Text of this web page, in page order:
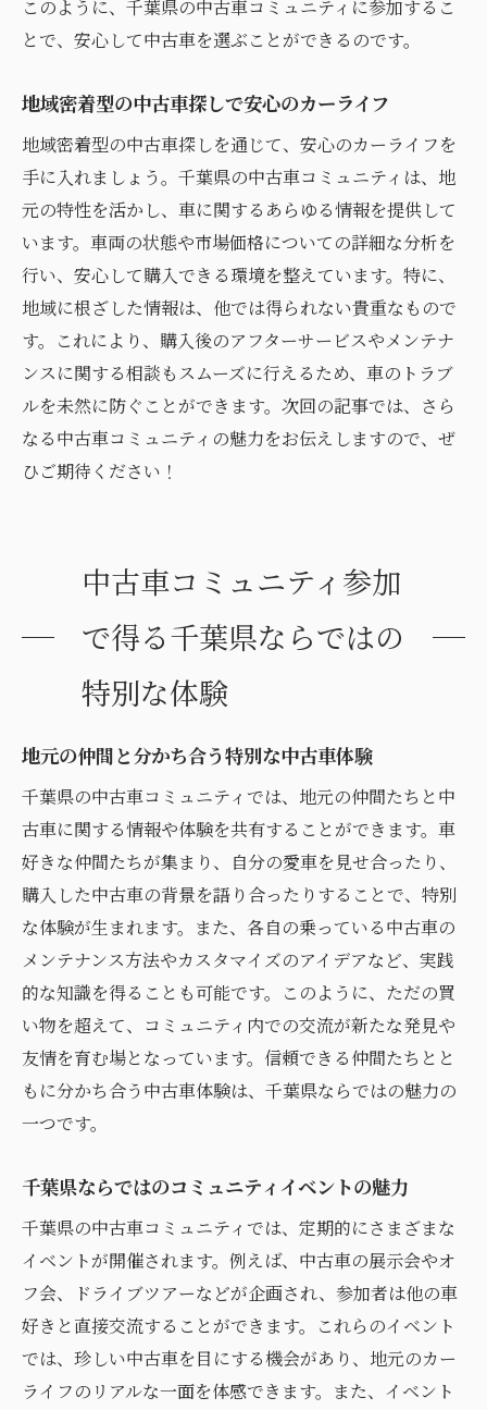
このように、千葉県の中古車コミュニティに参加するこ
とで、安心して中古車を選ぶことができるのです。
地域密着型の中古車探しで安心のカーライフ
地域密着型の中古車探しを通じて、安心のカーライフを
手に入れましょう。千葉県の中古車コミュニティは、地
元の特性を活かし、車に関するあらゆる情報を提供して
います。車両の状態や市場価格についての詳細な分析を
行い、安心して購入できる環境を整えています。特に、
地域に根ざした情報は、他では得られない貴重なもので
す。これにより、購入後のアフターサービスやメンテナ
ンスに関する相談もスムーズに行えるため、車のトラブ
ルを未然に防ぐことができます。次回の記事では、さら
なる中古車コミュニティの魅力をお伝えしますので、ぜ
ひご期待ください！
中古車コミュニティ参加
で得る千葉県ならではの
特別な体験
地元の仲間と分かち合う特別な中古車体験
千葉県の中古車コミュニティでは、地元の仲間たちと中
古車に関する情報や体験を共有することができます。車
好きな仲間たちが集まり、自分の愛車を見せ合ったり、
購入した中古車の背景を語り合ったりすることで、特別
な体験が生まれます。また、各自の乗っている中古車の
メンテナンス方法やカスタマイズのアイデアなど、実践
的な知識を得ることも可能です。このように、ただの買
い物を超えて、コミュニティ内での交流が新たな発見や
友情を育む場となっています。信頼できる仲間たちとと
もに分かち合う中古車体験は、千葉県ならではの魅力の
一つです。
千葉県ならではのコミュニティイベントの魅力
千葉県の中古車コミュニティでは、定期的にさまざまな
イベントが開催されます。例えば、中古車の展示会やオ
フ会、ドライブツアーなどが企画され、参加者は他の車
好きと直接交流することができます。これらのイベント
では、珍しい中古車を目にする機会があり、地元のカー
ライフのリアルな一面を体感できます。また、イベント